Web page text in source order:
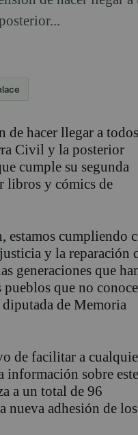
de hacer llegar a todos
Civil y la posterior
cumple su segunda
libros y cómics de
estamos cumpliendo
y la reparación
generaciones que
que no
diputada de Memoria
de facilitar a
información sobre este
a un total de 96
nueva adhesión de los